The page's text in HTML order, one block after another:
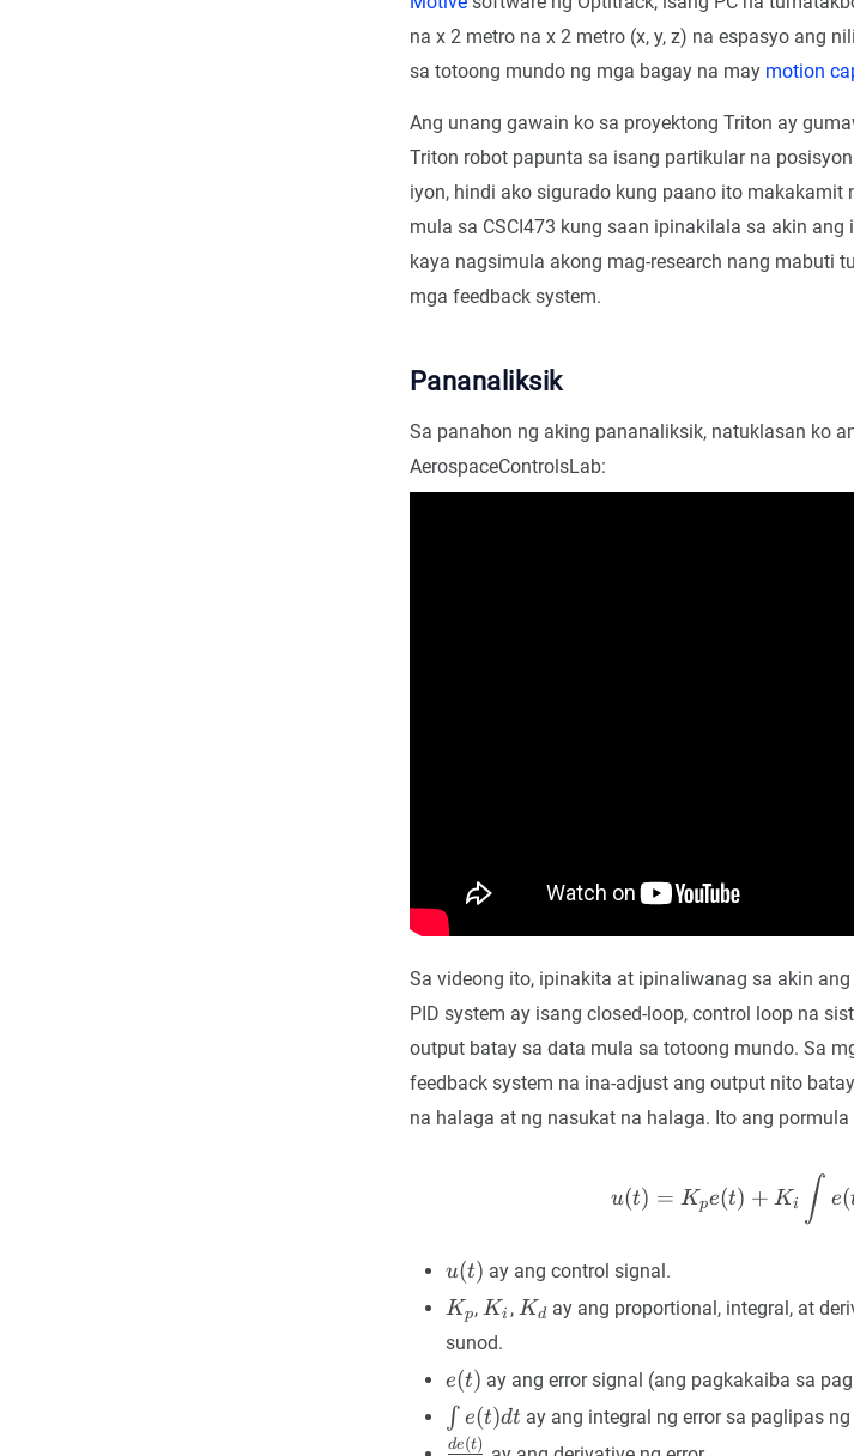
na x 2 metro na x 2 metro (x, y, z) na espasyo ang
sa totoong mundo ng mga bagay na may motion
Ang unang gawain ko sa proyektong Triton ay
Triton robot papunta sa isang partikular na
iyon, hindi ako sigurado kung paano ito
mula sa CSCI473 kung saan ipinakilala sa akin
kaya nagsimula akong mag-research nang mabuti
mga feedback system.
Pananaliksik
Sa panahon ng aking pananaliksik, natuklasan ko
AerospaceControlsLab:
Sa videong ito, ipinakita at ipinaliwanag sa akin
PID system ay isang closed-loop, control loop na
output batay sa data mula sa totoong mundo. Sa
feedback system na ina-adjust ang output nito
na halaga at ng nasukat na halaga. Ito ang
u(t) = Kpe(t) + Ki ∫ e(
u(t)
u(t) ay ang control signal.
K_p
Kp, K_i
Ki , K_d
Kd ay ang proportional, integral, at
sunod.
e(t)
e(t) ay ang error signal (ang pagkakaiba sa
\int
e(t)
∫ e(t)dt ay ang integral ng error sa paglipas
\frac{de(t)}
de(t)